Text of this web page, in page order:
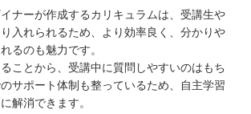
ナーが作成するカリキュラムは、受講生や
入れられるため、より効率良く、分かりや
るのも魅力です。
ことから、受講中に質問しやすいのはもち
サポート体制も整っているため、自主学習
解消できます。